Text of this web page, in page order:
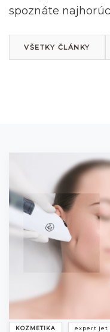
spoznáte
VŠETKY ČLÁNKY
KOZMETIKA expert jet